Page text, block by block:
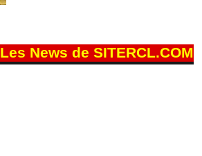
Les News de SITERCL.COM